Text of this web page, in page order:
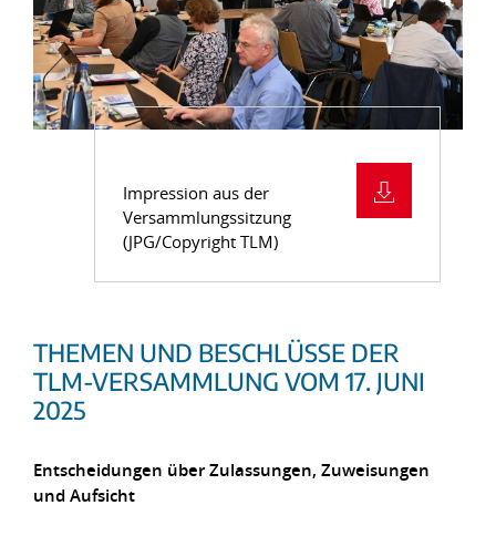
Impression aus der
Versammlungssitzung
(JPG/Copyright TLM)
THEMEN UND BESCHLÜSSE DER
TLM-VERSAMMLUNG VOM 17. JUNI
2025
Entscheidungen über Zulassungen, Zuweisungen
und Aufsicht